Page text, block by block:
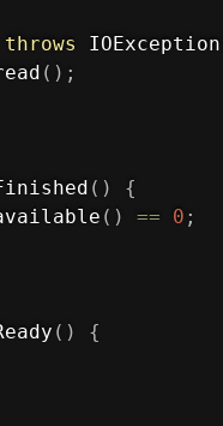
throws IOException
( ) ;
( )
{
( ) == 0 ;
( )
{